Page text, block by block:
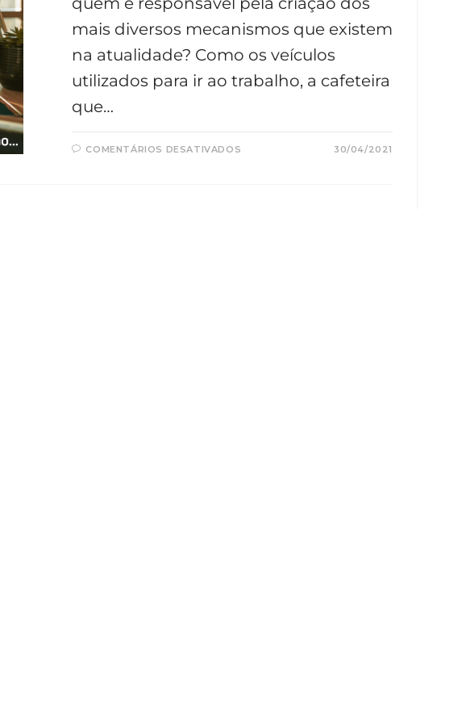
mais diversos mecanismos que existem
na atualidade? Como os veículos
utilizados para ir ao trabalho, a cafeteira
que…
COMENTÁRIOS DESATIVADOS 30/04/2021